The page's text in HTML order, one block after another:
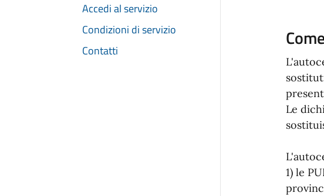
Accedi al servizio
Condizioni di servizio
Contatti
Le
1) le